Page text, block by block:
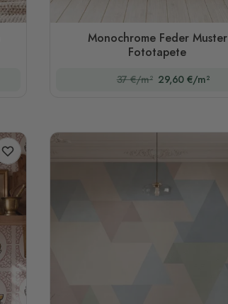
Monochrome Feder Muster
Fototapete
37 €/m² 29,60 €/m²